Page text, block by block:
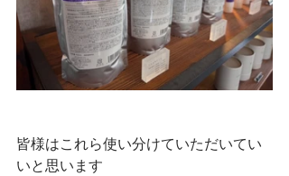
皆様はこれら使い分けていただいてい
いと思います